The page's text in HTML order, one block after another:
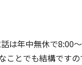
は年中無休で8:00〜
ことでも結構です